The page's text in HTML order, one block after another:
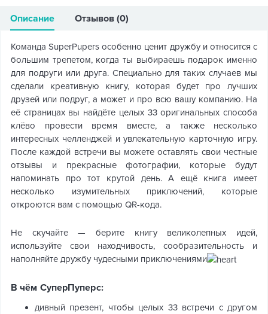
Описание Отзывов (0)
Команда SuperPupers особенно ценит дружбу и относится с
большим трепетом, когда ты выбираешь подарок именно
для подруги или друга. Специально для таких случаев мы
сделали креативную книгу, которая будет про лучших
друзей или подруг, а может и про всю вашу компанию. На
её страницах вы найдёте целых 33 оригинальных способа
клёво провести время вместе, а также несколько
интересных челленджей и увлекательную карточную игру.
После каждой встречи вы можете оставлять свои честные
отзывы и прекрасные фотографии, которые будут
напоминать про тот крутой день. А ещё книга имеет
несколько изумительных приключений, которые
откроются вам с помощью QR-кода.
Не скучайте — берите книгу великолепных идей,
используйте свои находчивость, сообразительность и
наполняйте дружбу чудесными приключениями
В чём СуперПуперс:
дивный презент, чтобы целых 33 встречи с другом